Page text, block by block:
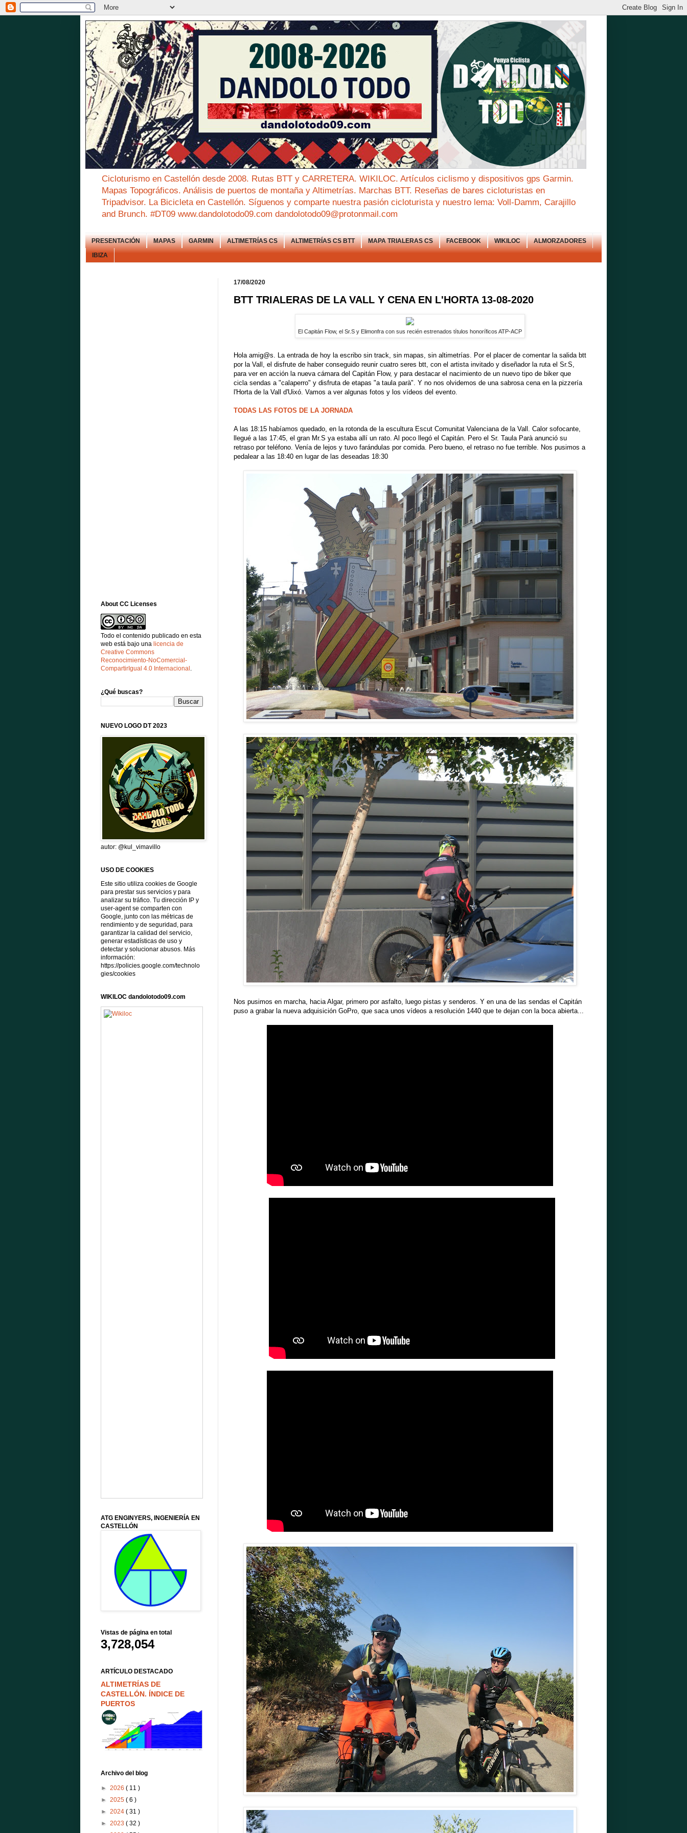
Cicloturismo en Castellón desde 2008. Rutas BTT y CARRETERA. WIKILOC. Artículos ciclismo y dispositivos gps Garmin.
Mapas Topográficos. Análisis de puertos de montaña y Altimetrías. Marchas BTT. Reseñas de bares cicloturistas en
Tripadvisor. La Bicicleta en Castellón. Síguenos y comparte nuestra pasión cicloturista y nuestro lema: Voll-Damm, Carajillo
and Brunch. #DT09 www.dandolotodo09.com dandolotodo09@protonmail.com
PRESENTACIÓN MAPAS GARMIN ALTIMETRÍAS CS ALTIMETRÍAS CS BTT MAPA TRIALERAS CS FACEBOOK WIKILOC ALMORZADORES
IBIZA
17/08/2020
BTT TRIALERAS DE LA VALL Y CENA EN L'HORTA 13-08-2020
El Capitán Flow, el Sr.S y Elimonfra con sus recién estrenados títulos honoríficos ATP-ACP
Hola amig@s. La entrada de hoy la escribo sin track, sin mapas, sin altimetrías. Por el placer de comentar la salida btt
por la Vall, el disfrute de haber conseguido reunir cuatro seres btt, con el artista invitado y diseñador la ruta el Sr.S,
para ver en acción la nueva cámara del Capitán Flow, y para destacar el nacimiento de un nuevo tipo de biker que
cicla sendas a "calaperro" y disfruta de etapas "a taula parà". Y no nos olvidemos de una sabrosa cena en la pizzería
l'Horta de la Vall d'Uixó. Vamos a ver algunas fotos y los vídeos del evento.
TODAS LAS FOTOS DE LA JORNADA
A las 18:15 habíamos quedado, en la rotonda de la escultura Escut Comunitat Valenciana de la Vall. Calor sofocante,
llegué a las 17:45, el gran Mr.S ya estaba allí un rato. Al poco llegó el Capitán. Pero el Sr. Taula Parà anunció su
retraso por teléfono. Venía de lejos y tuvo farándulas por comida. Pero bueno, el retraso no fue terrible. Nos pusimos a
pedalear a las 18:40 en lugar de las deseadas 18:30
Nos pusimos en marcha, hacia Algar, primero por asfalto, luego pistas y senderos. Y en una de las sendas el Capitán
puso a grabar la nueva adquisición GoPro, que saca unos vídeos a resolución 1440 que te dejan con la boca abierta...
About CC Licenses
Todo el contenido publicado en esta
web está bajo una licencia de
Creative Commons
Reconocimiento-NoComercial-
CompartirIgual 4.0 Internacional .
¿Qué buscas?
NUEVO LOGO DT 2023
autor: @kul_vimavillo
USO DE COOKIES
Este sitio utiliza cookies de Google
para prestar sus servicios y para
analizar su tráfico. Tu dirección IP y
user-agent se comparten con
Google, junto con las métricas de
rendimiento y de seguridad, para
garantizar la calidad del servicio,
generar estadísticas de uso y
detectar y solucionar abusos. Más
información:
https://policies.google.com/technolo
gies/cookies
WIKILOC dandolotodo09.com
ATG ENGINYERS, INGENIERÍA EN
CASTELLÓN
Vistas de página en total
3,728,054
ARTÍCULO DESTACADO
ALTIMETRÍAS DE
CASTELLÓN. ÍNDICE DE
PUERTOS
Archivo del blog
► 2026 ( 11 )
► 2025 ( 6 )
► 2024 ( 31 )
► 2023 ( 32 )